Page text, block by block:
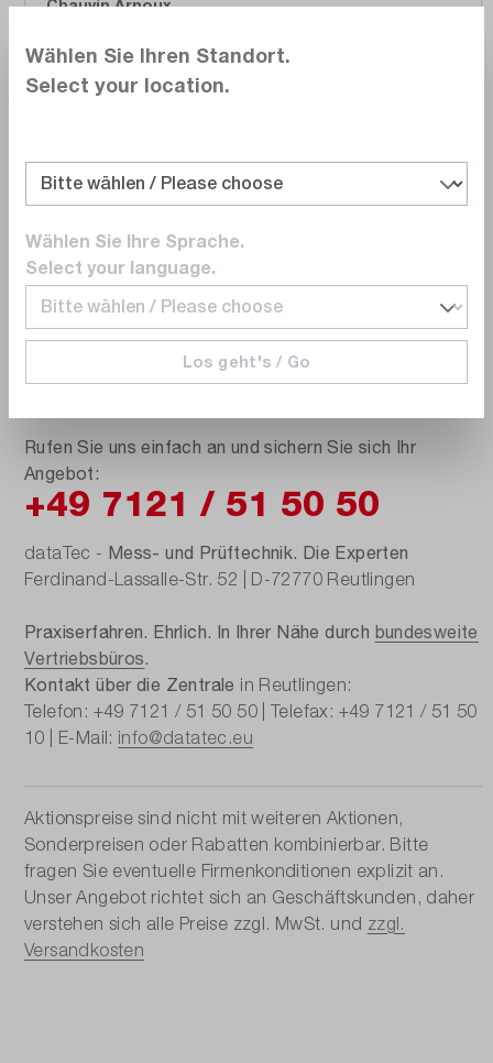
Chauvin Arnoux
LOCAT Leitungssuchgerät bestehend aus Sender
und Empfänger (P01141627)
-16 % 399,00 €
Versandfertig in 5 bis 10 Arbeitstagen
In den Warenkorb
Rufen Sie uns einfach an und sichern Sie sich Ihr
Angebot:
+49 7121 / 51 50 50
dataTec - Mess- und Prüftechnik. Die Experten
Ferdinand-Lassalle-Str. 52 | D-72770 Reutlingen
Praxiserfahren. Ehrlich. In Ihrer Nähe durch bundesweite
Vertriebsbüros.
Kontakt über die Zentrale in Reutlingen:
Telefon: +49 7121 / 51 50 50 | Telefax: +49 7121 / 51 50
10 | E-Mail: info@datatec.eu
Aktionspreise sind nicht mit weiteren Aktionen,
Sonderpreisen oder Rabatten kombinierbar. Bitte
fragen Sie eventuelle Firmenkonditionen explizit an.
Unser Angebot richtet sich an Geschäftskunden, daher
verstehen sich alle Preise zzgl. MwSt. und zzgl.
Versandkosten
Wählen Sie Ihren Standort.
Select your location.
Wählen Sie Ihre Sprache.
Select your language.
Los geht's / Go